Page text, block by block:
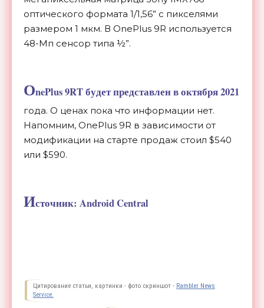
оптического формата 1/1,56” с пикселями
размером 1 мкм. В OnePlus 9R используется
48-Мп сенсор типа ½”.
OnePlus 9RT будет представлен в октября 2021
года. О ценах пока что информации нет.
Напомним, OnePlus 9R в зависимости от
модификации на старте продаж стоил $540
или $590.
Источник: Android Central
Цитирование статьи, картинки - фото скриншот - Rambler News
Service.